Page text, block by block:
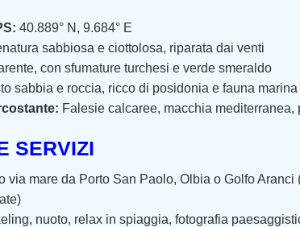
40.889° N, 9.684° E
sabbiosa e ciottolosa, riparata dai venti
con sfumature turchesi e verde smeraldo
sabbia e roccia, ricco di posidonia e fauna marina
Falesie calcaree, macchia mediterranea,
SERVIZI
via mare da Porto San Paolo, Olbia o Golfo Aranci
nuoto, relax in spiaggia, fotografia